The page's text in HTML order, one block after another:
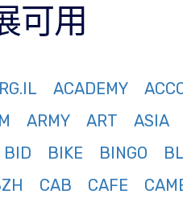
可用
ACADEMY
ARMY ART ASIA
BID BIKE BINGO
CAB CAFE